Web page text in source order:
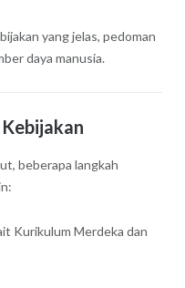
yang jelas, pedoman
daya manusia.
beberapa langkah
Kurikulum Merdeka dan